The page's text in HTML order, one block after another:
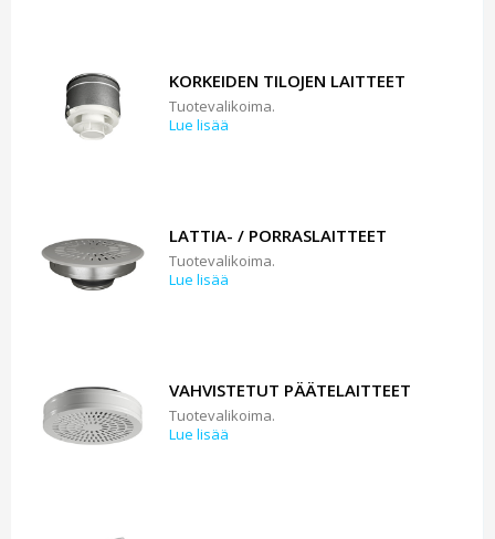
KORKEIDEN TILOJEN LAITTEET
Tuotevalikoima.
Lue lisää
LATTIA- / PORRASLAITTEET
Tuotevalikoima.
Lue lisää
VAHVISTETUT PÄÄTELAITTEET
Tuotevalikoima.
Lue lisää